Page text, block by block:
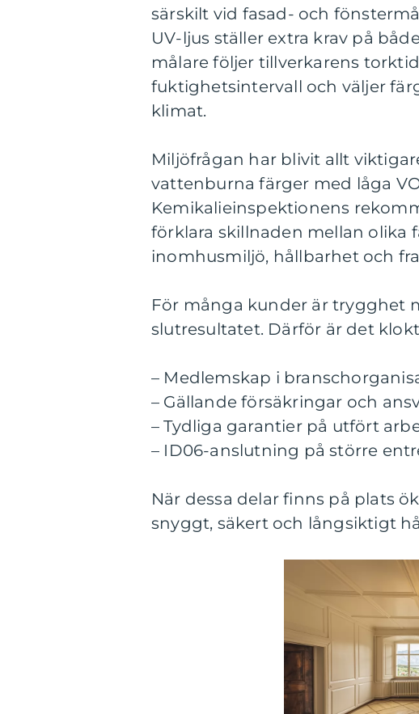
särskilt vid fasad- och
UV-ljus ställer extra krav på
målare följer tillverkarens
fuktighetsintervall och väljer
klimat.
Miljöfrågan har blivit allt
vattenburna färger med låga
Kemikalieinspektionens
förklara skillnaden mellan olika
inomhusmiljö, hållbarhet och
För många kunder är trygghet
slutresultatet. Därför är det
– Medlemskap i
– Gällande försäkringar och
– Tydliga garantier på utfört
– ID06-anslutning på större
När dessa delar finns på plats
snyggt, säkert och långsiktigt